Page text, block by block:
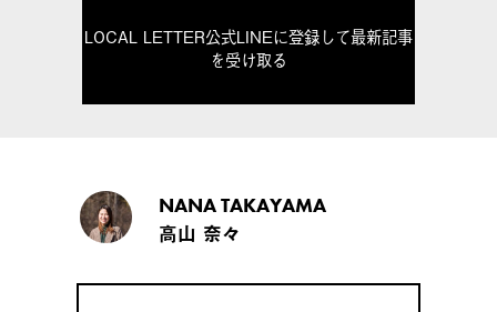
LOCAL LETTER公式LINEに登録して最新記事
を受け取る
NANA TAKAYAMA
高山 奈々